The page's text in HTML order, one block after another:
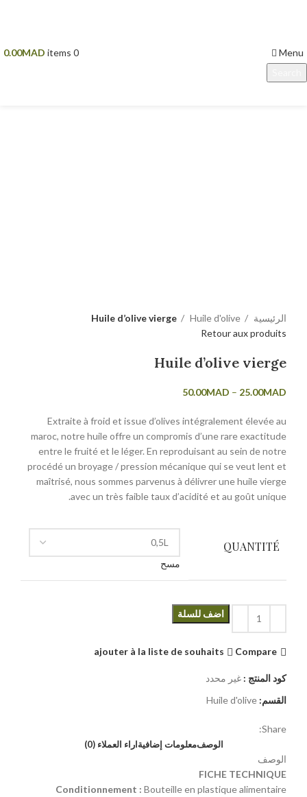
Menu
0
items
0.00MAD
الرئيسية
Huile d'olive
Huile d’olive vierge
Retour aux produits
Huile d’olive vierge
25.00MAD
–
50.00MAD
25.00MAD
through
50.00MAD
Extraite à froid et issue d’olives intégralement élevée au
maroc, notre huile offre un compromis d’une rare exactitude
entre le fruité et le léger. En reproduisant au sein de notre
procédé un broyage / pression mécanique qui se veut lent et
maîtrisé, nous sommes parvenus à délivrer une huile vierge
avec un très faible taux d’acidité et au goût unique.
QUANTITÉ
مسح
اضف للسلة
Compare
ajouter à la liste de souhaits
كود المنتج : غير محدد
القسم: Huile d'olive
Share:
الوصفمعلومات إضافيةاراء العملاء (0)
الوصف
FICHE TECHNIQUE
Conditionnement : Bouteille en plastique alimentaire